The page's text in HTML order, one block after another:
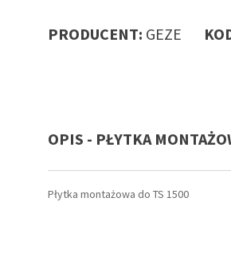
PRODUCENT: GEZE
OPIS - PŁYTKA
Płytka montażowa do TS 1500